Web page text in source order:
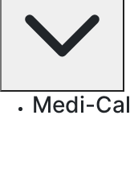
Medi-Cal